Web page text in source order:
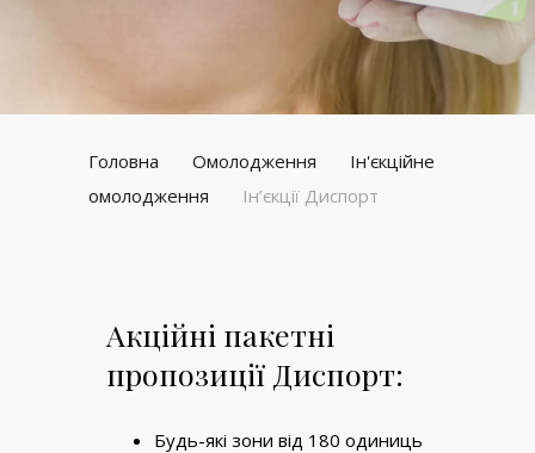
Головна Омолодження
Ін'єкційне
омолодження
Ін’єкції Диспорт
Акційні пакетні
пропозиції Диспорт:
Будь-які зони від 180 одиниць